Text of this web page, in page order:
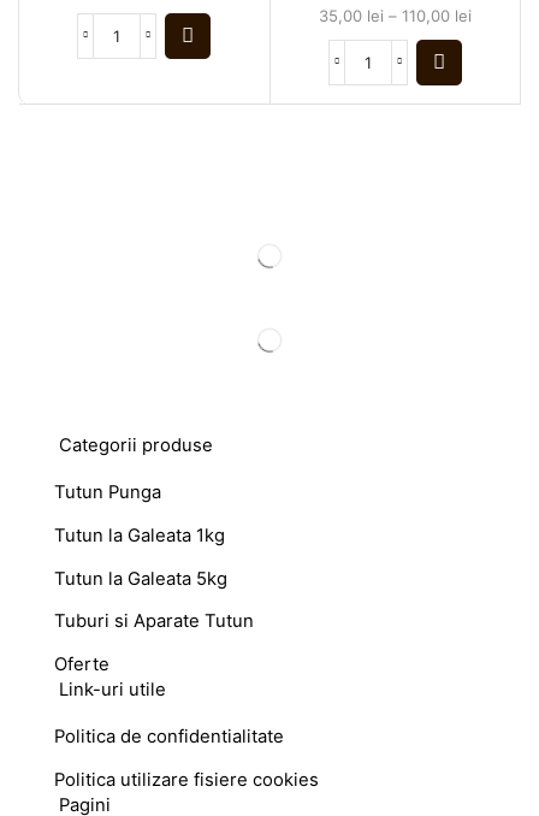
35,00 lei – 110,00 lei
Categorii produse
Tutun Punga
Tutun la Galeata 1kg
Tutun la Galeata 5kg
Tuburi si Aparate Tutun
Oferte
Link-uri utile
Politica de confidentialitate
Politica utilizare fisiere cookies
Pagini